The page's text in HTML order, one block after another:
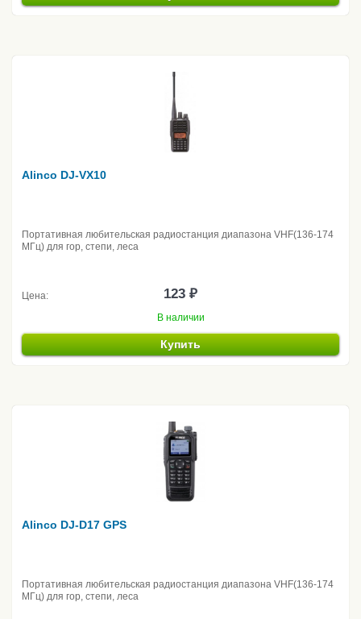
Alinco DJ-VX10
Портативная любительская радиостанция диапазона VHF(136-174
МГц) для гор, степи, леса
Цена: 123 ₽
В наличии
Купить
Alinco DJ-D17 GPS
Портативная любительская радиостанция диапазона VHF(136-174
МГц) для гор, степи, леса